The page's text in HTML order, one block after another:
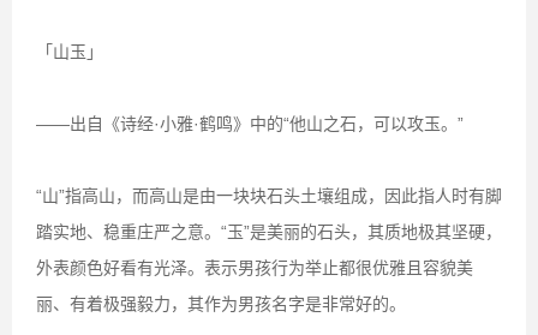
「山玉」
——出自《诗经·小雅·鹤鸣》中的“他山之石，可以攻玉。”
“山”指高山，而高山是由一块块石头土壤组成，因此指人时有脚
踏实地、稳重庄严之意。“玉”是美丽的石头，其质地极其坚硬，
外表颜色好看有光泽。表示男孩行为举止都很优雅且容貌美
丽、有着极强毅力，其作为男孩名字是非常好的。